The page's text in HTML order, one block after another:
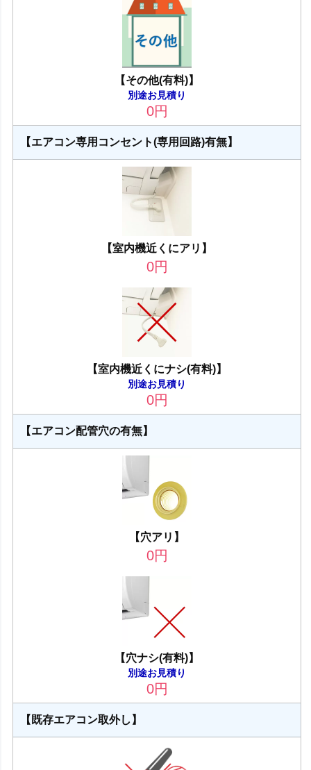
【その他(有料)】
別途お見積り
0円
【エアコン専用コンセント(専用回路)有無】
【室内機近くにアリ】
0円
【室内機近くにナシ(有料)】
別途お見積り
0円
【エアコン配管穴の有無】
【穴アリ】
0円
【穴ナシ(有料)】
別途お見積り
0円
【既存エアコン取外し】